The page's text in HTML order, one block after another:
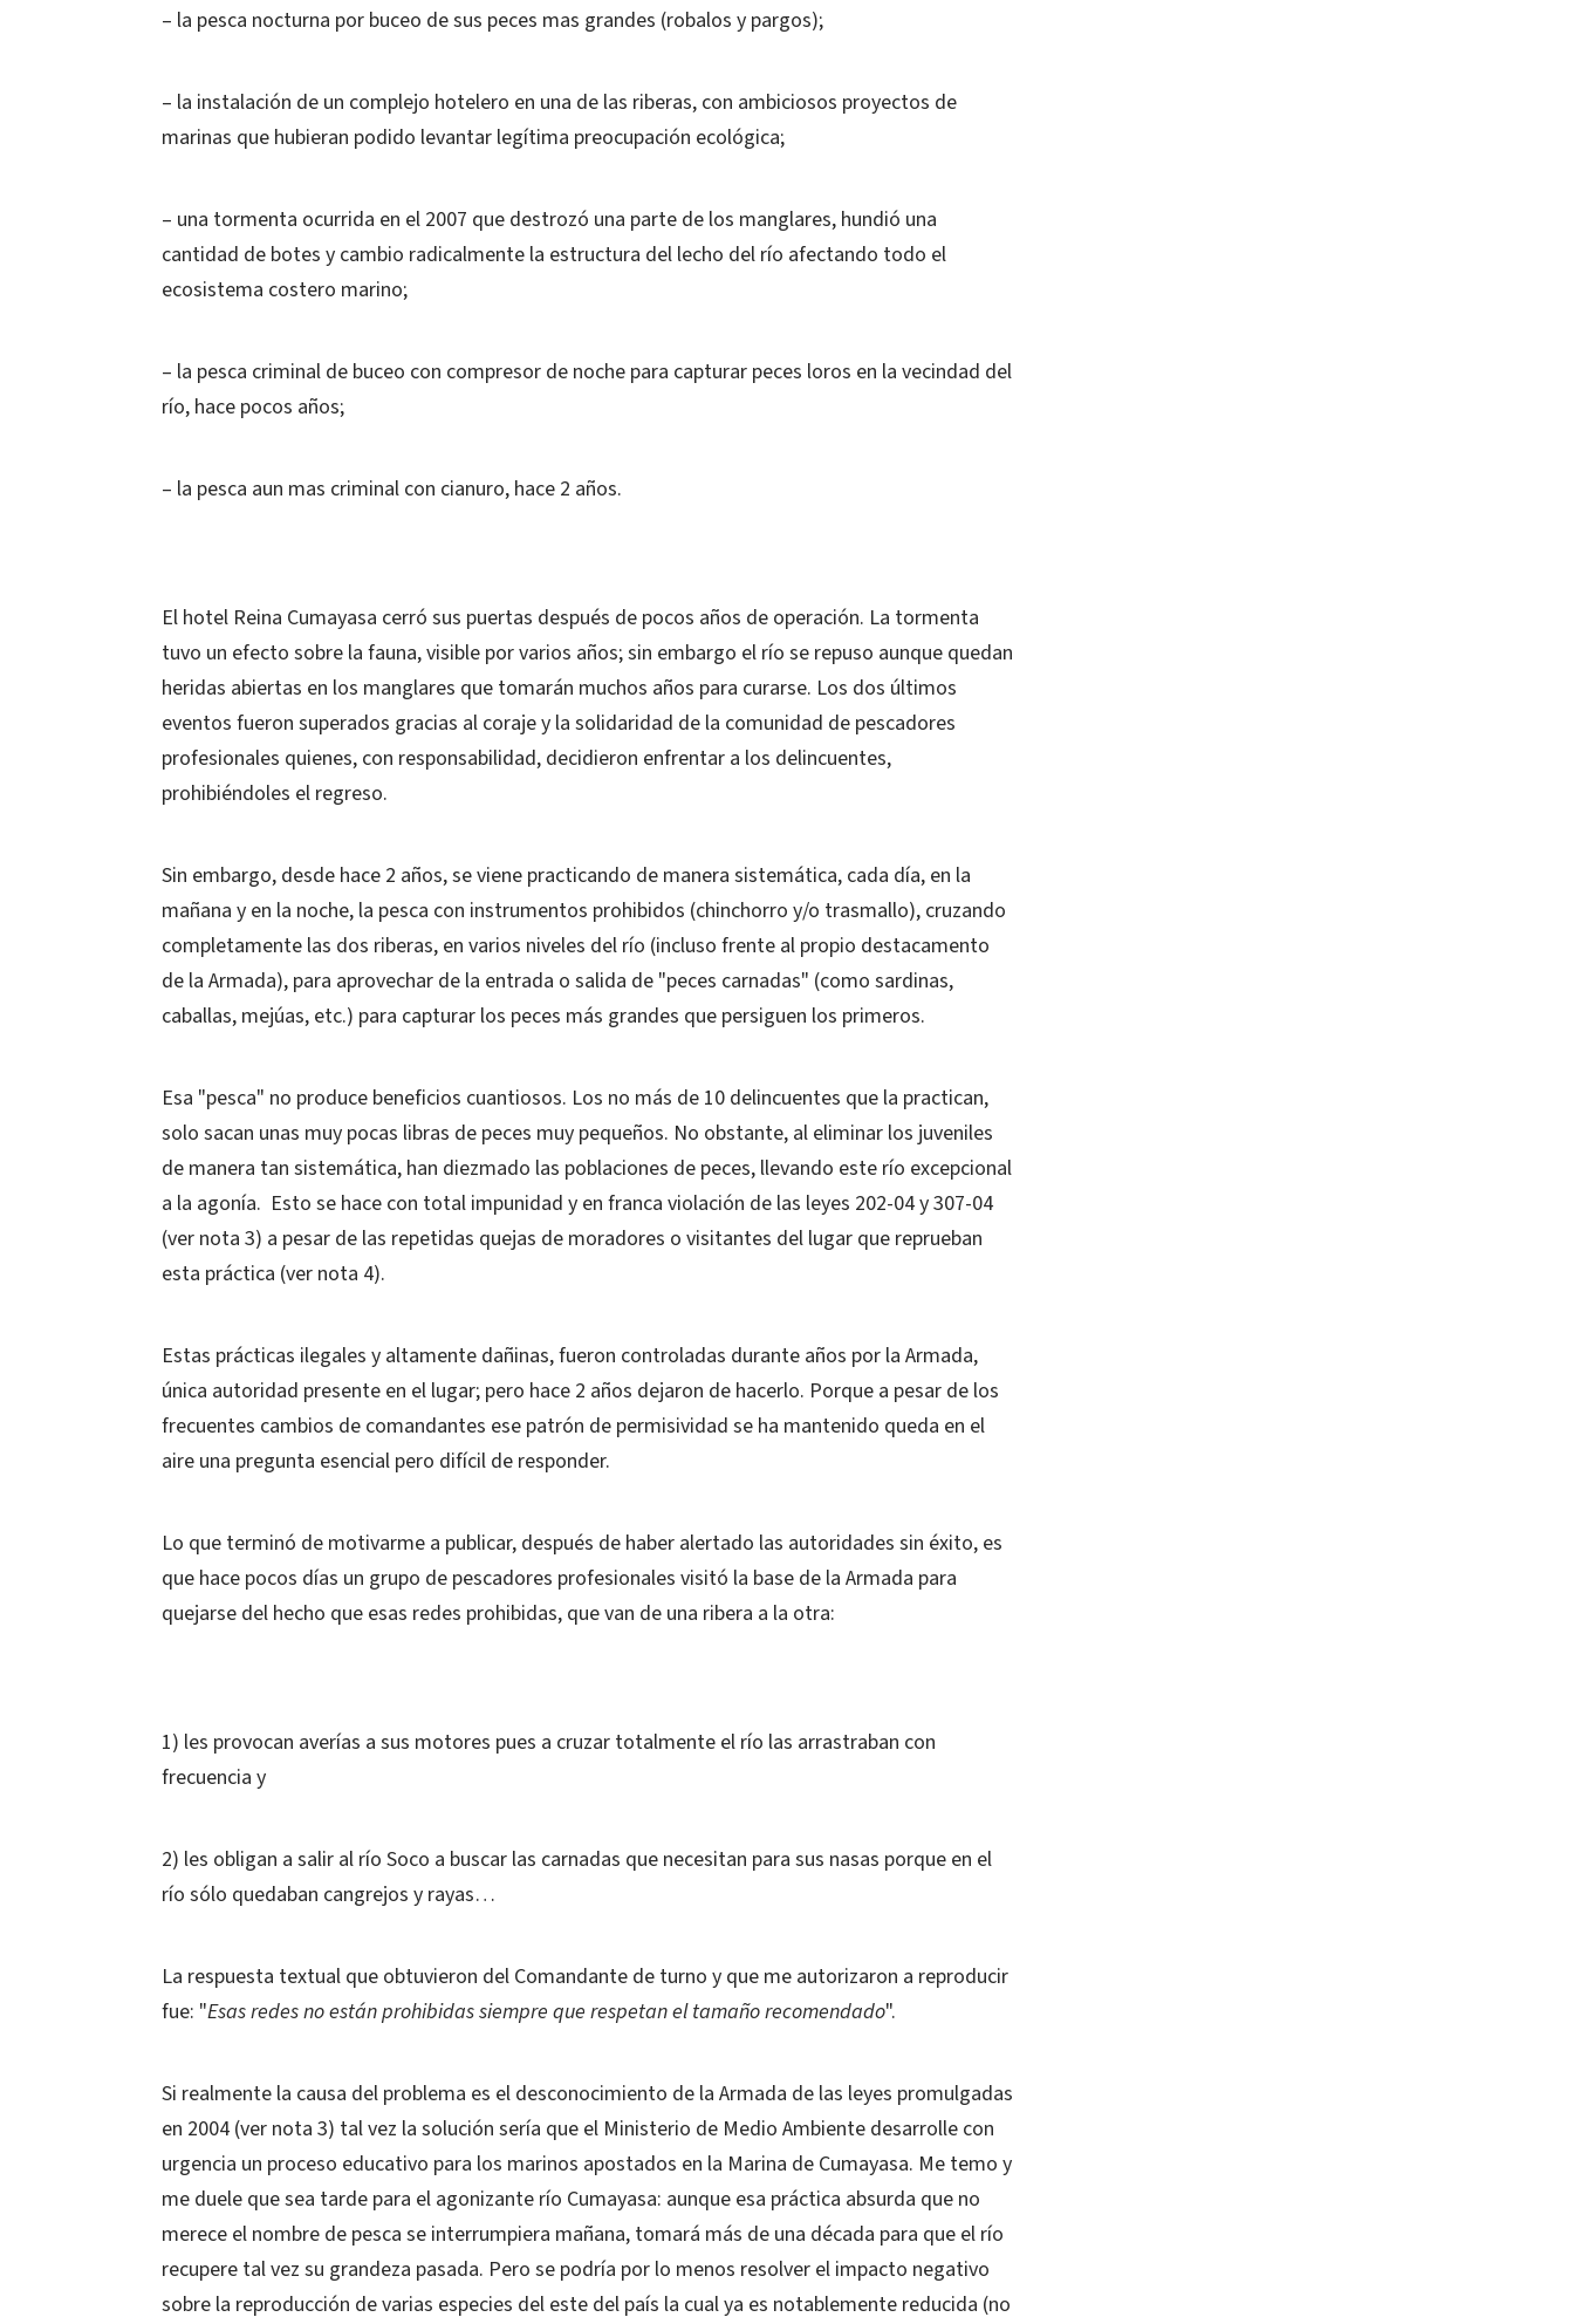
– la pesca nocturna por buceo de sus peces mas grandes (robalos y pargos);
– la instalación de un complejo hotelero en una de las riberas, con ambiciosos proyectos de
marinas que hubieran podido levantar legítima preocupación ecológica;
– una tormenta ocurrida en el 2007 que destrozó una parte de los manglares, hundió una
cantidad de botes y cambio radicalmente la estructura del lecho del río afectando todo el
ecosistema costero marino;
– la pesca criminal de buceo con compresor de noche para capturar peces loros en la vecindad del
río, hace pocos años;
– la pesca aun mas criminal con cianuro, hace 2 años.
El hotel Reina Cumayasa cerró sus puertas después de pocos años de operación. La tormenta
tuvo un efecto sobre la fauna, visible por varios años; sin embargo el río se repuso aunque quedan
heridas abiertas en los manglares que tomarán muchos años para curarse. Los dos últimos
eventos fueron superados gracias al coraje y la solidaridad de la comunidad de pescadores
profesionales quienes, con responsabilidad, decidieron enfrentar a los delincuentes,
prohibiéndoles el regreso.
Sin embargo, desde hace 2 años, se viene practicando de manera sistemática, cada día, en la
mañana y en la noche, la pesca con instrumentos prohibidos (chinchorro y/o trasmallo), cruzando
completamente las dos riberas, en varios niveles del río (incluso frente al propio destacamento
de la Armada), para aprovechar de la entrada o salida de "peces carnadas" (como sardinas,
caballas, mejúas, etc.) para capturar los peces más grandes que persiguen los primeros.
Esa "pesca" no produce beneficios cuantiosos. Los no más de 10 delincuentes que la practican,
solo sacan unas muy pocas libras de peces muy pequeños. No obstante, al eliminar los juveniles
de manera tan sistemática, han diezmado las poblaciones de peces, llevando este río excepcional
a la agonía. Esto se hace con total impunidad y en franca violación de las leyes 202-04 y 307-04
(ver nota 3) a pesar de las repetidas quejas de moradores o visitantes del lugar que reprueban
esta práctica (ver nota 4).
Estas prácticas ilegales y altamente dañinas, fueron controladas durante años por la Armada,
única autoridad presente en el lugar; pero hace 2 años dejaron de hacerlo. Porque a pesar de los
frecuentes cambios de comandantes ese patrón de permisividad se ha mantenido queda en el
aire una pregunta esencial pero difícil de responder.
Lo que terminó de motivarme a publicar, después de haber alertado las autoridades sin éxito, es
que hace pocos días un grupo de pescadores profesionales visitó la base de la Armada para
quejarse del hecho que esas redes prohibidas, que van de una ribera a la otra:
1) les provocan averías a sus motores pues a cruzar totalmente el río las arrastraban con
frecuencia y
2) les obligan a salir al río Soco a buscar las carnadas que necesitan para sus nasas porque en el
río sólo quedaban cangrejos y rayas…
La respuesta textual que obtuvieron del Comandante de turno y que me autorizaron a reproducir
fue: "Esas redes no están prohibidas siempre que respetan el tamaño recomendado".
Si realmente la causa del problema es el desconocimiento de la Armada de las leyes promulgadas
en 2004 (ver nota 3) tal vez la solución sería que el Ministerio de Medio Ambiente desarrolle con
urgencia un proceso educativo para los marinos apostados en la Marina de Cumayasa. Me temo y
me duele que sea tarde para el agonizante río Cumayasa: aunque esa práctica absurda que no
merece el nombre de pesca se interrumpiera mañana, tomará más de una década para que el río
recupere tal vez su grandeza pasada. Pero se podría por lo menos resolver el impacto negativo
sobre la reproducción de varias especies del este del país la cual ya es notablemente reducida (no